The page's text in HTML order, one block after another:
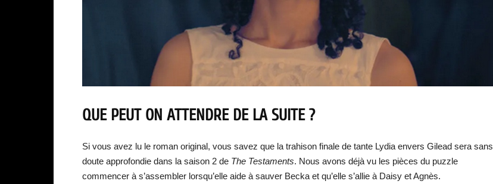
QUE PEUT ON ATTENDRE DE LA SUITE ?
Si vous avez lu le roman original, vous savez que la trahison finale de tante Lydia envers Gilead sera sans
doute approfondie dans la saison 2 de The Testaments. Nous avons déjà vu les pièces du puzzle
commencer à s’assembler lorsqu’elle aide à sauver Becka et qu’elle s’allie à Daisy et Agnès.